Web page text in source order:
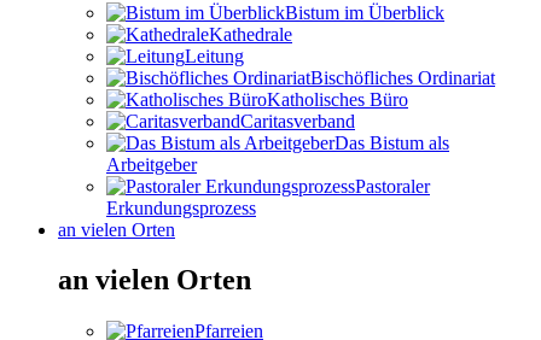
Bistum im Überblick
Kathedrale
Leitung
Bischöfliches Ordinariat
Katholisches Büro
Caritasverband
Das Bistum als
Arbeitgeber
Pastoraler
Erkundungsprozess
an vielen Orten
an vielen Orten
Pfarreien